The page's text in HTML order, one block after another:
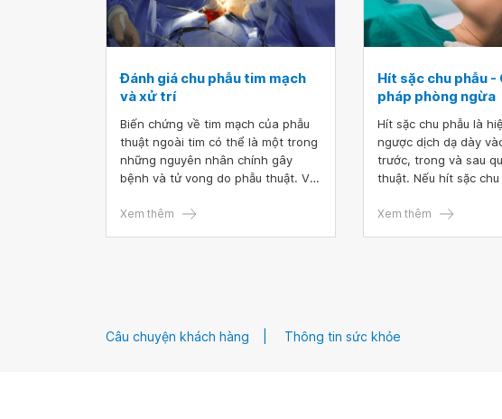
Đánh giá chu phẫu tim mạch
và xử trí
Biến chứng về tim mạch của phẫu
thuật ngoài tim có thể là một trong
những nguyên nhân chính gây
bệnh và tử vong do phẫu thuật. Vì
phẫu tim mạch cho những người
Xem thêm
Hít sặc chu phẫu -
pháp phòng ngừa
Hít sặc chu phẫu là
ngược dịch dạ dày
trước, trong và sau
thuật. Nếu hít sặc
acid của dạ dày có
Xem thêm
Câu chuyện khách hàng Thông tin sức khỏe